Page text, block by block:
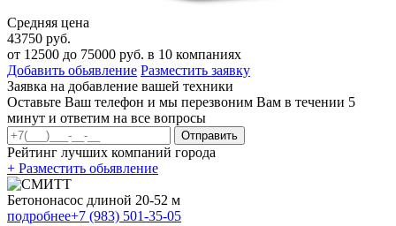
Средняя цена
43750 руб.
от 12500 до 75000 руб. в 10 компаниях
Добавить обьявление Разместить заявку
Заявка на добавление вашей техники
Оставьте Ваш телефон и мы перезвоним Вам в течении 5
минут и ответим на все вопросы
Отправить
Рейтинг лучших компаний города
+ Разместить обьявление
Бетононасос длиной 20-52 м
подробнее+7 (983) 501-35-05